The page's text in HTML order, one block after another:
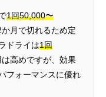
1回50,000〜
月で切れるため定
ドライは1回
は高めですが、効果
フォーマンスに優れ